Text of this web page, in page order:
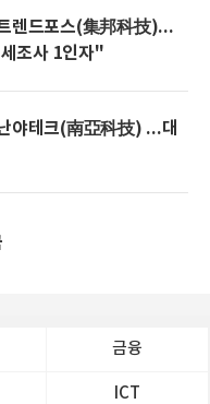
렌드포스(集邦科技)...
조사 1인자"
야테크(南亞科技) ...대
금융
ICT